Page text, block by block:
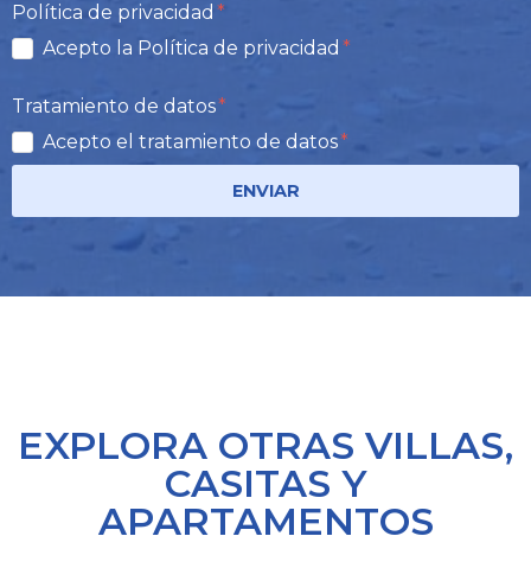
Política de privacidad
Acepto la Política de privacidad
Tratamiento de datos
Acepto el tratamiento de datos
ENVIAR
EXPLORA OTRAS VILLAS,
CASITAS Y
APARTAMENTOS